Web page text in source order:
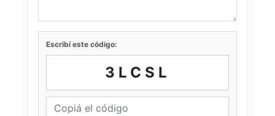
Escribí este código:
3LCSL